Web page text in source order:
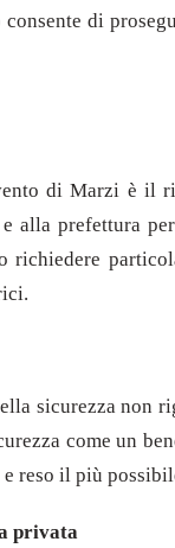
di
di Marzi è il
prefettura
sicurezza non
come un
reso il più
privata